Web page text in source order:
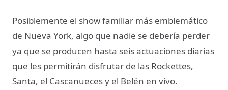
Posiblemente el show familiar más emblemático
de Nueva York, algo que nadie se debería perder
ya que se producen hasta seis actuaciones diarias
que les permitirán disfrutar de las Rockettes,
Santa, el Cascanueces y el Belén en vivo.